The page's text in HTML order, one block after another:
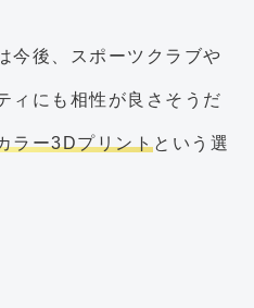
今後、スポーツクラブや
ィにも相性が良さそうだ
ラー3Dプリントという選